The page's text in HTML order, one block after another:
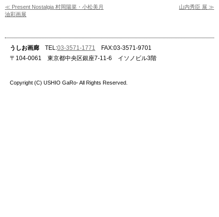
≪ Present Nostalgia 村岡陽菜・小松美月
油彩画展
山内秀臣 展 ≫
うしお画廊 TEL:03-3571-1771
FAX:03-3571-9701
〒104-0061 東京都中央区銀座7-11-6 イソノビル3階
Copyright (C) USHIO GaRo- All Rights Reserved.